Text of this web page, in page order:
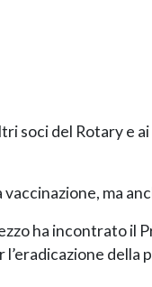
soci del Rotary e
ma
ha incontrato il
della